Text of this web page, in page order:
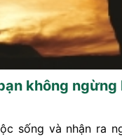
không
sống và nhận ra